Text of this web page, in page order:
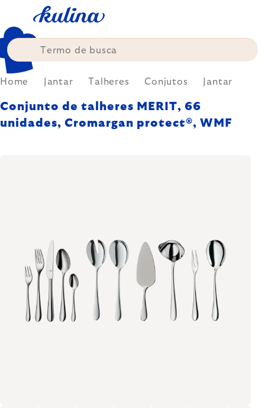
content
Home Jantar Talheres Conjutos Jantar
Conjunto de talheres MERIT, 66
unidades, Cromargan protect®, WMF